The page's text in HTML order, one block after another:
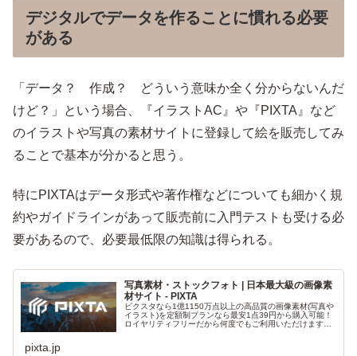
デジタルでデータを作ることに慣れる必要
がある
「データ？ 作成？ どういう意味か全く分からないんだ
けど？」という場合、『イラストAC』や『PIXTA』など
のイラストや写真の素材サイトに登録して絵を販売してみ
ることで基本が分かると思う。
特にPIXTAはデータ形式や著作権などについても細かく規
約やガイドラインがあって販売前に入門テストも受ける必
要があるので、必要最低限の知識は得られる。
写真素材・ストックフォト | 日本最大級の画像素
材サイト - PIXTA
ピクスタなら1億1150万点以上の高品質の画像素材(写真や
イラスト)を定額制プランなら最安1点39円から購入可能！
ロイヤリティフリーだから何度でもご利用いただけます。
pixta.jp